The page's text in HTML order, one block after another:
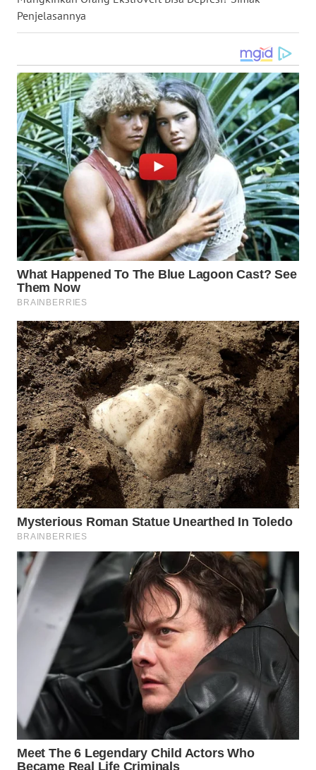
Penjelasannya
WN
NUSANTARA
WN
JOGJA
WN
JATIM
WN
BALI
WN
KALBAR
WN
KALTENG
WN
KALTARA
WN
KALSEL
WN
KALTIM
WN
SULSEL
WN
GORONTALO
SULUT
MALUKU
WN
MALUT
WN
DAIRI